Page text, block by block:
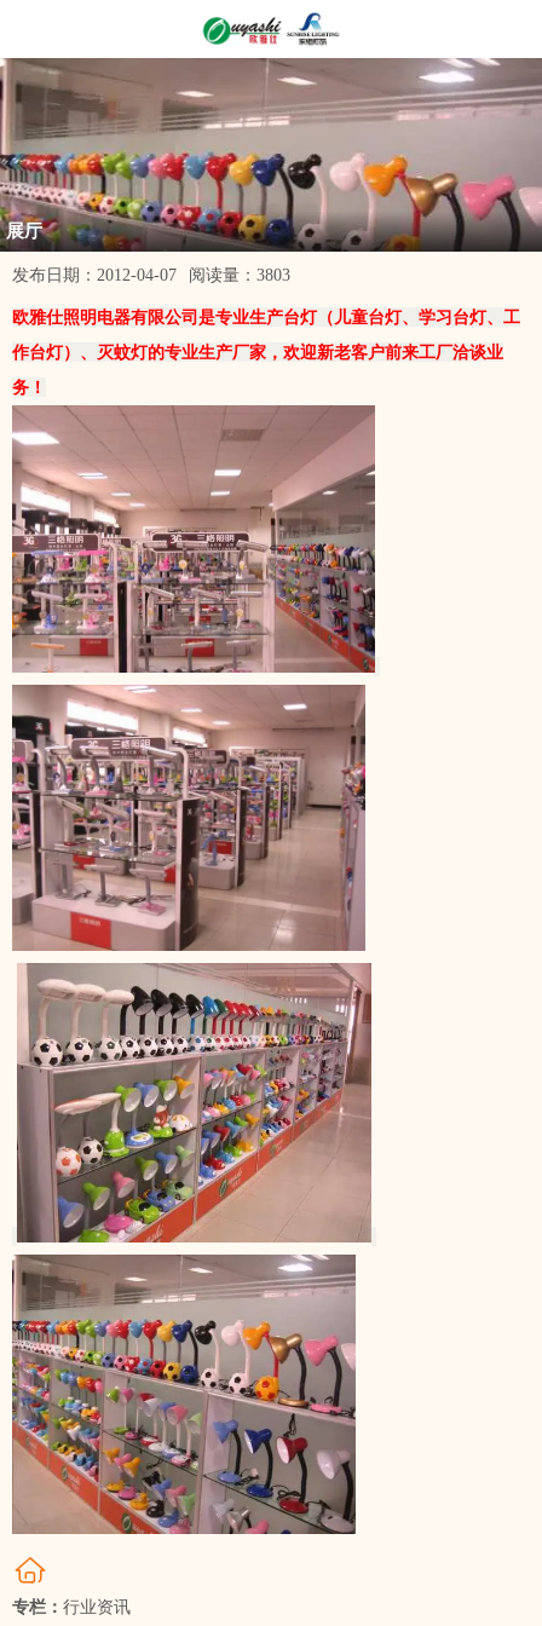
展厅
发布日期： 2012-04-07 阅读量： 3803
欧雅仕照明电器有限公司是专业生产台灯（儿童台灯、学习台灯、工
作台灯）、灭蚊灯的专业生产厂家，欢迎新老客户前来工厂洽谈业
务！
专栏： 行业资讯